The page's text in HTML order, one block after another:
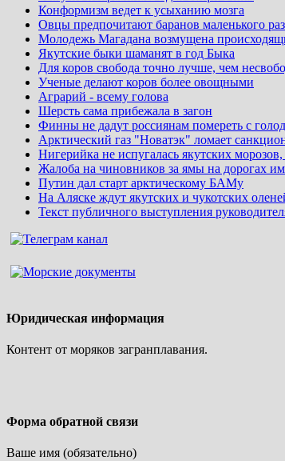
Конформизм ведет к усыханию мозга
Овцы предпочитают баранов маленького
Молодежь Магадана возмущена
Якутские быки шаманят в год Быка
Для коров свобода точно лучше, чем
Ученые делают коров более овощными
Аграрий - всему голова
Шерсть сама прибежала в загон
Финны не дадут россиянам помереть с
Арктический газ "Новатэк" ломает
Нигерийка не испугалась якутских
Жалоба на чиновников за ямы на дорогах
Путин дал старт арктическому БАМу
На Аляске ждут якутских и чукотских
Текст публичного выступления
Юридическая информация
Контент от моряков загранплавания.
Форма обратной связи
Ваше имя (обязательно)